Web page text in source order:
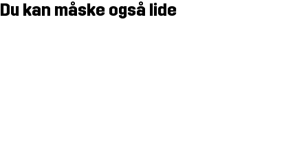
Du kan måske også lide